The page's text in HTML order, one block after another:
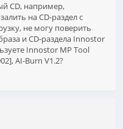
CD, например,
на CD-раздел с
не могу поверить
и CD-раздела Innostor
Innostor MP Tool
AI-Burn V1.2?